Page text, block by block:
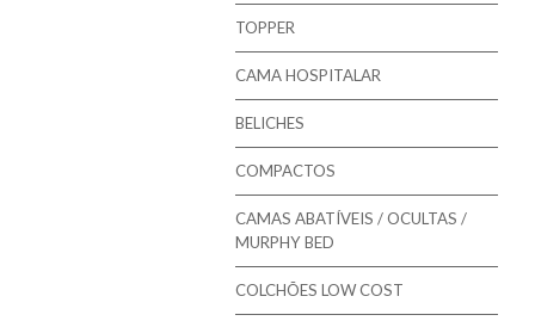
Pikolin - Bases
Bestbed - Sommiers
Mindol - Estrados
TOPPER
CAMA HOSPITALAR
BELICHES
COMPACTOS
CAMAS ABATÍVEIS / OCULTAS /
MURPHY BED
COLCHÕES LOW COST